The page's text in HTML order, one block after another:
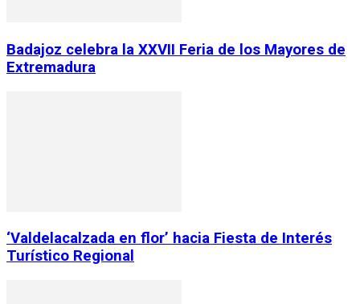
Badajoz celebra la XXVII Feria de los Mayores de
Extremadura
‘Valdelacalzada en flor’ hacia Fiesta de Interés
Turístico Regional